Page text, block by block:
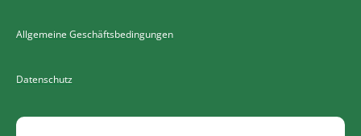
Allgemeine Geschäftsbedingungen
Datenschutz